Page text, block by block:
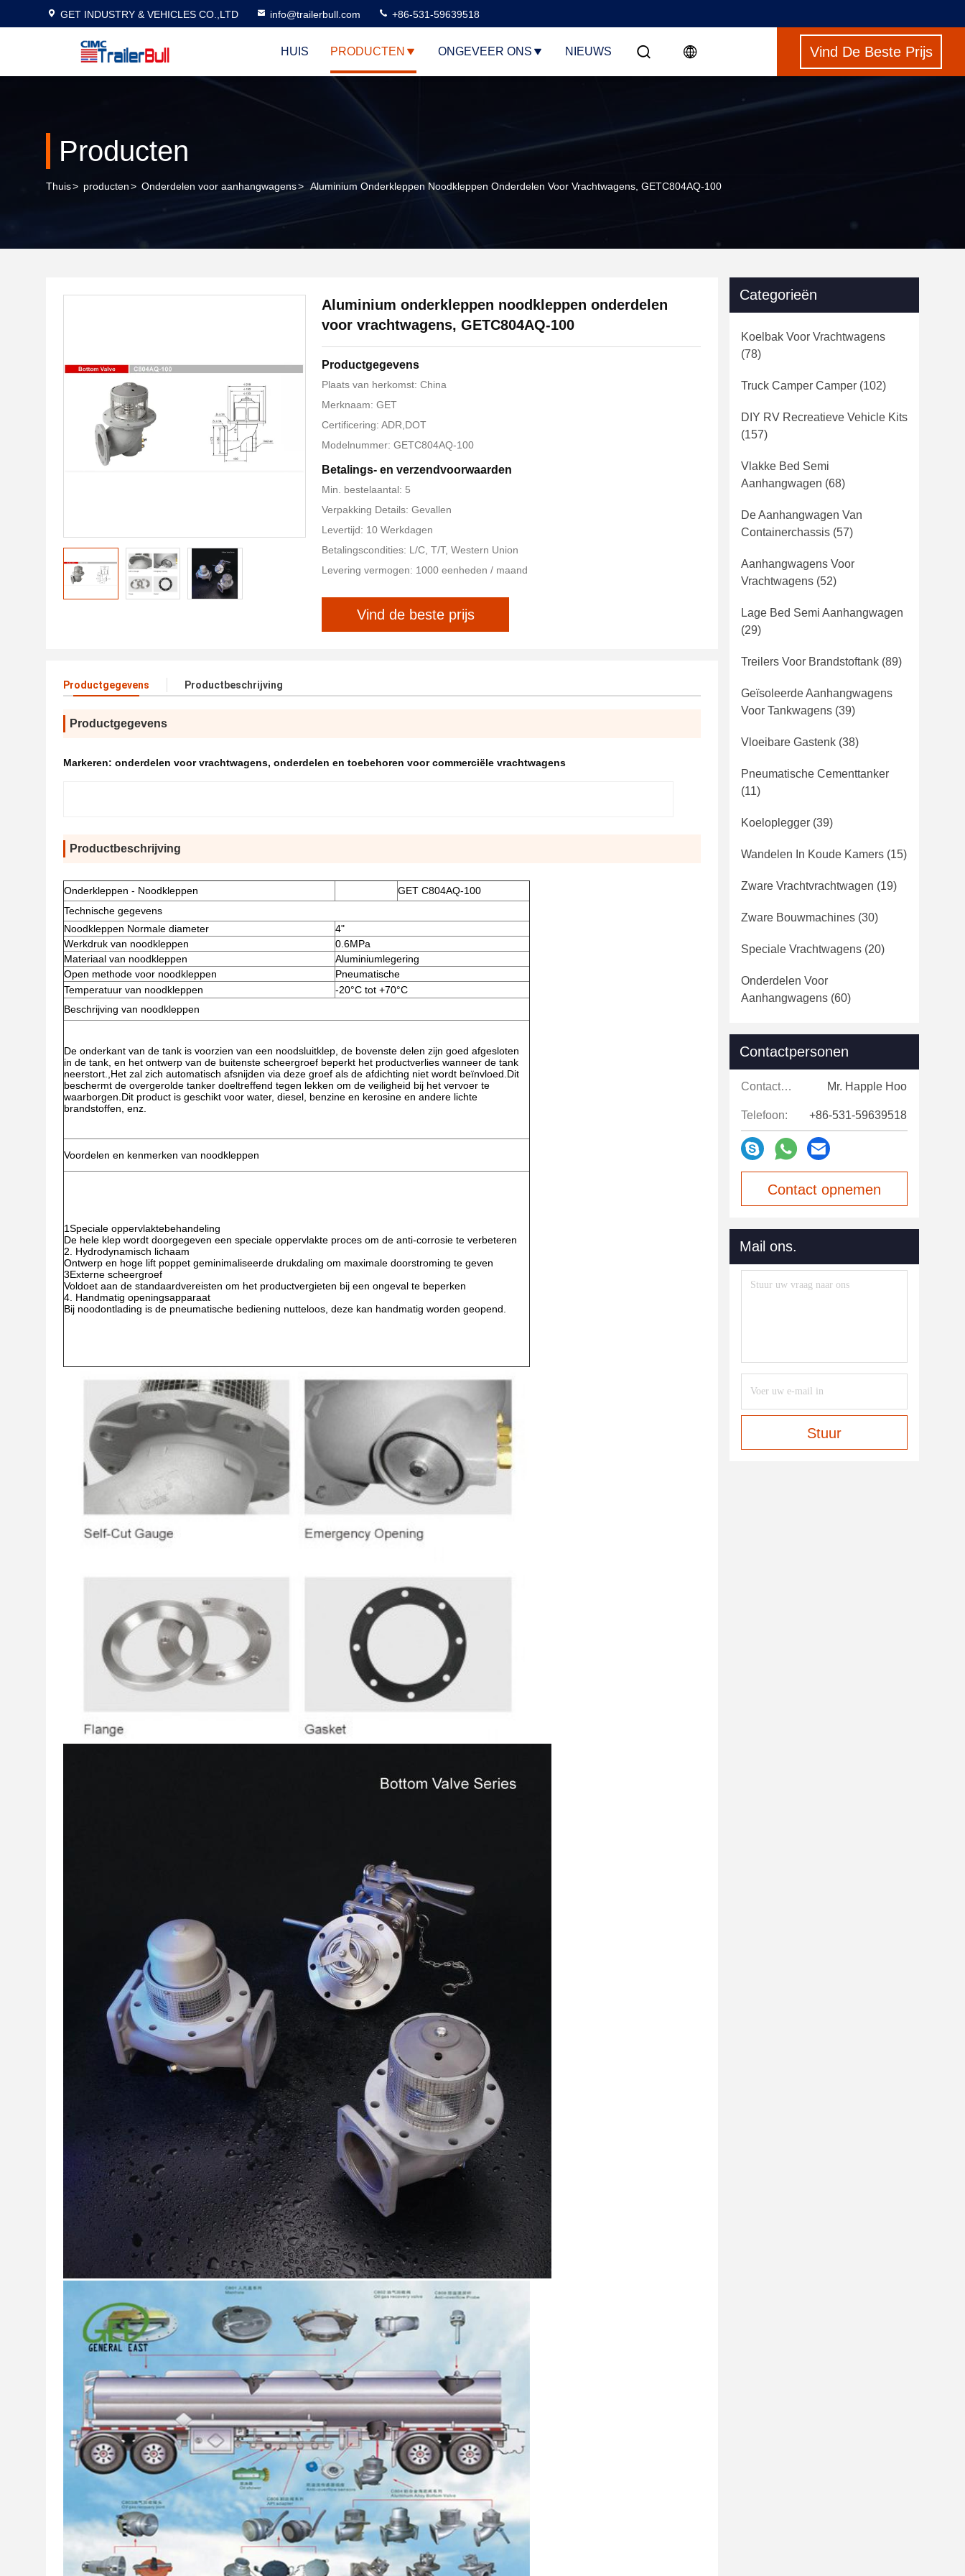
GET INDUSTRY & VEHICLES CO.,LTD info@trailerbull.com +86-531-59639518
HUIS PRODUCTEN ONGEVEER ONS NIEUWS Vind De Beste Prijs
Producten
Thuis> producten> Onderdelen voor aanhangwagens> Aluminium Onderkleppen Noodkleppen Onderdelen Voor Vrachtwagens, GETC804AQ-100
Aluminium onderkleppen noodkleppen onderdelen
voor vrachtwagens, GETC804AQ-100
Productgegevens
Plaats van herkomst: China
Merknaam: GET
Certificering: ADR,DOT
Modelnummer: GETC804AQ-100
Betalings- en verzendvoorwaarden
Min. bestelaantal: 5
Verpakking Details: Gevallen
Levertijd: 10 Werkdagen
Betalingscondities: L/C, T/T, Western Union
Levering vermogen: 1000 eenheden / maand
Vind de beste prijs
Productgegevens Productbeschrijving
Productgegevens
Markeren: onderdelen voor vrachtwagens, onderdelen en toebehoren voor commerciële vrachtwagens
Productbeschrijving
Onderkleppen - Noodkleppen
GET C804AQ-100
Technische gegevens
Noodkleppen Normale diameter
4"
Werkdruk van noodkleppen
0.6MPa
Materiaal van noodkleppen
Aluminiumlegering
Open methode voor noodkleppen
Pneumatische
Temperatuur van noodkleppen
-20°C tot +70°C
Beschrijving van noodkleppen
De onderkant van de tank is voorzien van een noodsluitklep, de bovenste delen zijn goed afgesloten
in de tank, en het ontwerp van de buitenste scheergroef beperkt het productverlies wanneer de tank
neerstort.,Het zal zich automatisch afsnijden via deze groef als de afdichting niet wordt beïnvloed.Dit
beschermt de overgerolde tanker doeltreffend tegen lekken om de veiligheid bij het vervoer te
waarborgen.Dit product is geschikt voor water, diesel, benzine en kerosine en andere lichte
brandstoffen, enz.
Voordelen en kenmerken van noodkleppen
1Speciale oppervlaktebehandeling
De hele klep wordt doorgegeven een speciale oppervlakte proces om de anti-corrosie te verbeteren
2. Hydrodynamisch lichaam
Ontwerp en hoge lift poppet geminimaliseerde drukdaling om maximale doorstroming te geven
3Externe scheergroef
Voldoet aan de standaardvereisten om het productvergieten bij een ongeval te beperken
4. Handmatig openingsapparaat
Bij noodontlading is de pneumatische bediening nutteloos, deze kan handmatig worden geopend.
Categorieën
Koelbak Voor Vrachtwagens
(78)
Truck Camper Camper (102)
DIY RV Recreatieve Vehicle Kits
(157)
Vlakke Bed Semi
Aanhangwagen (68)
De Aanhangwagen Van
Containerchassis (57)
Aanhangwagens Voor
Vrachtwagens (52)
Lage Bed Semi Aanhangwagen
(29)
Treilers Voor Brandstoftank (89)
Geïsoleerde Aanhangwagens
Voor Tankwagens (39)
Vloeibare Gastenk (38)
Pneumatische Cementtanker
(11)
Koeloplegger (39)
Wandelen In Koude Kamers (15)
Zware Vrachtvrachtwagen (19)
Zware Bouwmachines (30)
Speciale Vrachtwagens (20)
Onderdelen Voor
Aanhangwagens (60)
Contactpersonen
Contactpersonen: Mr. Happle Hoo
Telefoon: +86-531-59639518
Contact opnemen
Mail ons.
Stuur